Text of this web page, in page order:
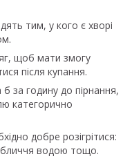
тим, у кого є хворі
щоб мати змогу
після купання.
за годину до пірнання,
категорично
добре розігрітися:
водою тощо.